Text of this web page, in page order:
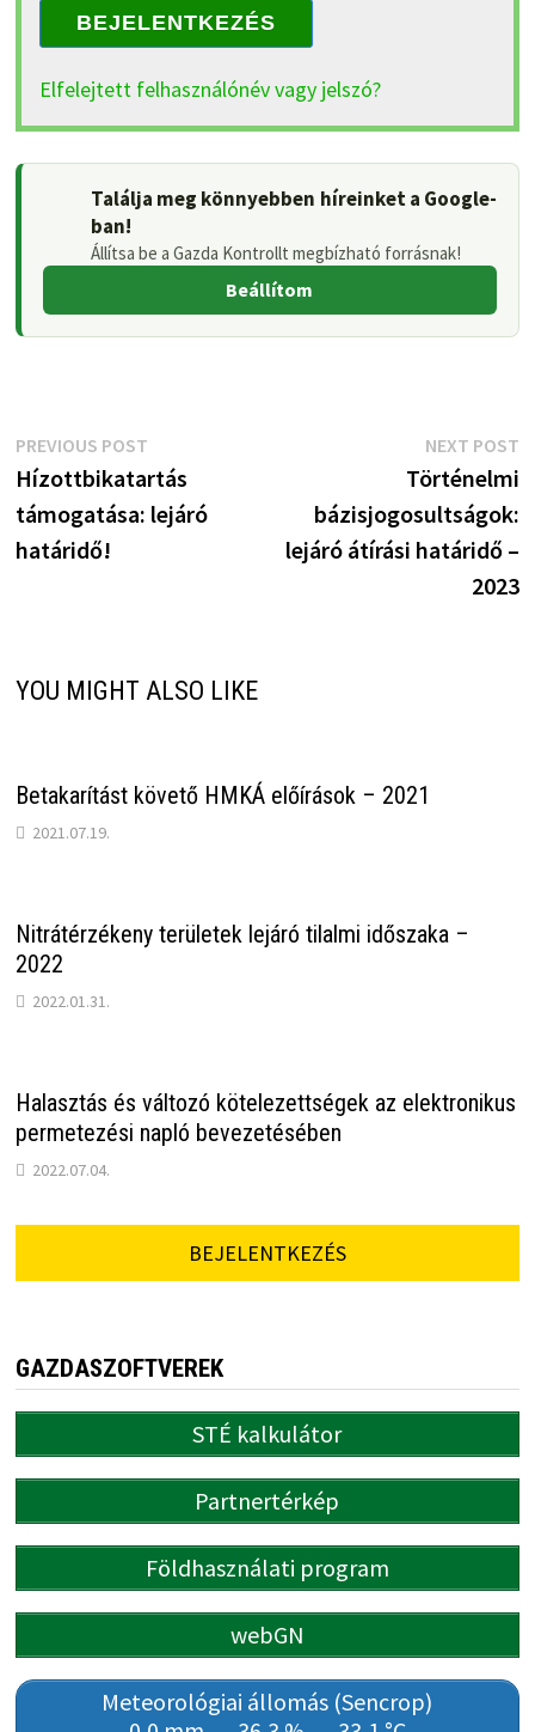
BEJELENTKEZÉS
Elfelejtett felhasználónév vagy jelszó?
Találja meg könnyebben híreinket a Google-
ban!
Állítsa be a Gazda Kontrollt megbízható forrásnak!
Beállítom
Bejegyzés
navigáció
PREVIOUS POSTPrevious
post:
Hízottbikatartás
támogatása: lejáró
határidő!
NEXT POST
Történelmi
bázisjogosultságok:
lejáró átírási határidő –
2023
YOU MIGHT ALSO LIKE
Betakarítást követő HMKÁ előírások – 2021
2021.07.19.
Nitrátérzékeny területek lejáró tilalmi időszaka –
2022
2022.01.31.
Halasztás és változó kötelezettségek az elektronikus
permetezési napló bevezetésében
2022.07.04.
BEJELENTKEZÉS
GAZDASZOFTVEREK
STÉ kalkulátor
Partnertérkép
Földhasználati program
webGN
Meteorológiai állomás (Sencrop)